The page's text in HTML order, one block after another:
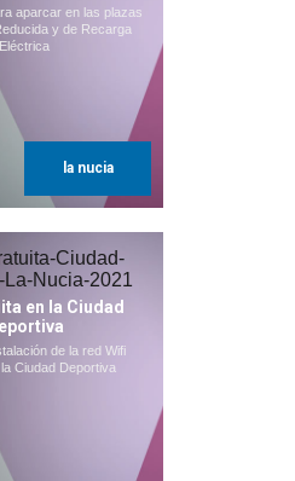
aparcar en las plazas
y de Recarga
Eléctrica
la nucia
en la Ciudad
de la red Wifi
Ciudad Deportiva